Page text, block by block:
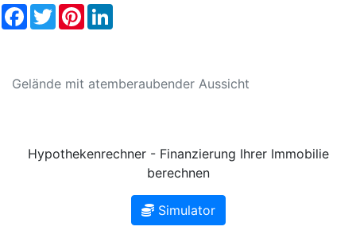
Facebook
TwitterPinterest
Gelände mit atemberaubender Aussicht
Hypothekenrechner - Finanzierung Ihrer Immobilie
berechnen
Simulator